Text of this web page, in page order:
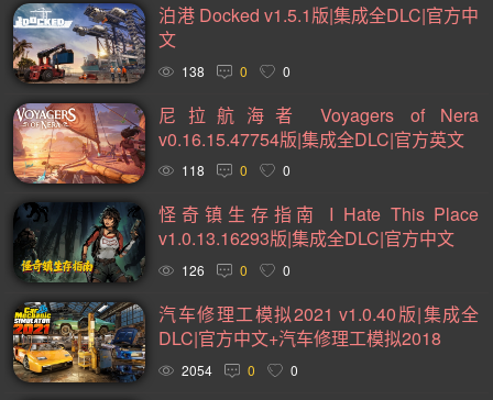
即时战略(215)
动作(204) 管理(197)
砍杀(195)
太空(193)
血腥(183) 冒险(177)
街机(175)
驾驶(169)
选择取向(161)
视觉小说(156)
类魂系列(155)
横向滚屏(154)
卡通风格(154) 回合制(151)
第三人称(147)
益智休闲(132)
体育运动(130)
僵尸(129)
枪战射击(128) 赛车竞速(124)
策略(121)
彩色(119)
类 Rogue(114)
时空旅行(114)
悬疑(113)
第三人称视角(111)
第一人称视角(106)
泊港 Docked v1.5.1版|集成全DLC|官方中
文
138 0 0
尼拉航海者 Voyagers of Nera
v0.16.15.47754版|集成全DLC|官方英文
118 0 0
怪奇镇生存指南 I Hate This Place
v1.0.13.16293版|集成全DLC|官方中文
126 0 0
汽车修理工模拟2021 v1.0.40版|集成全
DLC|官方中文+汽车修理工模拟2018
2054 0 0